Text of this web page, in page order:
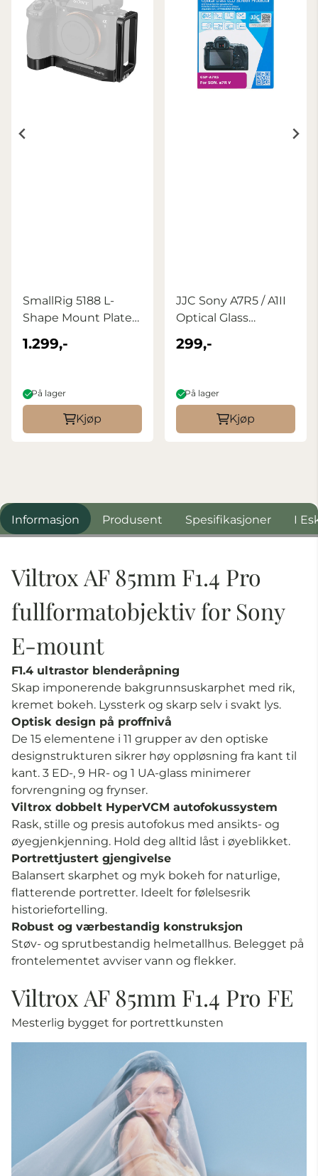
SmallRig 5188 L-
Shape Mount Plate
for Sony Alpha ...
1.299,-
På lager
Kjøp
JJC Sony A7R5 / A1II
Optical Glass
Protector
299,-
På lager
Kjøp
Informasjon Produsent Spesifikasjoner I
Viltrox AF 85mm F1.4 Pro
fullformatobjektiv for Sony
E-mount
F1.4 ultrastor blenderåpning
Skap imponerende bakgrunnsuskarphet med rik,
kremet bokeh. Lyssterk og skarp selv i svakt lys.
Optisk design på proffnivå
De 15 elementene i 11 grupper av den optiske
designstrukturen sikrer høy oppløsning fra kant til
kant. 3 ED-, 9 HR- og 1 UA-glass minimerer
forvrengning og frynser.
Viltrox dobbelt HyperVCM autofokussystem
Rask, stille og presis autofokus med ansikts- og
øyegjenkjenning. Hold deg alltid låst i øyeblikket.
Portrettjustert gjengivelse
Balansert skarphet og myk bokeh for naturlige,
flatterende portretter. Ideelt for følelsesrik
historiefortelling.
Robust og værbestandig konstruksjon
Støv- og sprutbestandig helmetallhus. Belegget på
frontelementet avviser vann og flekker.
Viltrox AF 85mm F1.4 Pro FE
Mesterlig bygget for portrettkunsten